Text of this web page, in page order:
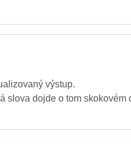
výstup.
slova dojde o tom skokovém